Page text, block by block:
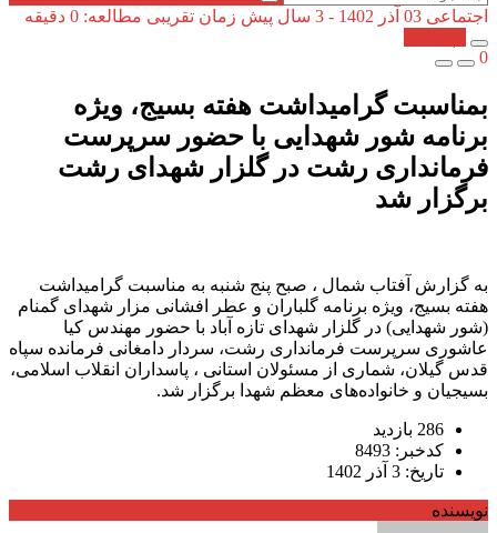
اجتماعی 03 آذر 1402 - 3 سال پیش
زمان تقریبی مطالعه: 0 دقیقه
0
بمناسبت گرامیداشت هفته بسیج، ویژه
برنامه شور شهدایی با حضور سرپرست
فرمانداری رشت در گلزار شهدای رشت
برگزار شد
به گزارش آفتاب شمال ، صبح پنج شنبه به مناسبت گرامیداشت
هفته بسیج، ویژه برنامه گلباران و عطر افشانی مزار شهدای گمنام
(شور شهدایی) در گلزار شهدای تازه آباد با حضور مهندس کیا
عاشوری سرپرست فرمانداری رشت، سردار دامغانی فرمانده سپاه
قدس گیلان، شماری از مسئولان استانی ، پاسداران انقلاب اسلامی،
بسیجیان و خانواده‌های معظم شهدا برگزار شد.
286 بازدید
کدخبر: 8493
تاریخ: 3 آذر 1402
نویسنده